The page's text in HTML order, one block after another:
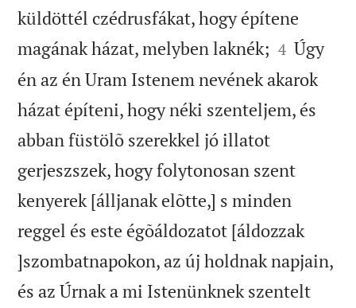
küldöttél czédrusfákat, hogy építene
magának házat, melyben laknék; 

4 Úgy
én az én Uram Istenem nevének akarok
házat építeni, hogy néki szenteljem, és
abban füstölõ szerekkel jó illatot
gerjeszszek, hogy folytonosan szent
kenyerek [álljanak elõtte,] s minden
reggel és este égõáldozatot [áldozzak
]szombatnapokon, az új holdnak napjain,
és az Úrnak a mi Istenünknek szentelt